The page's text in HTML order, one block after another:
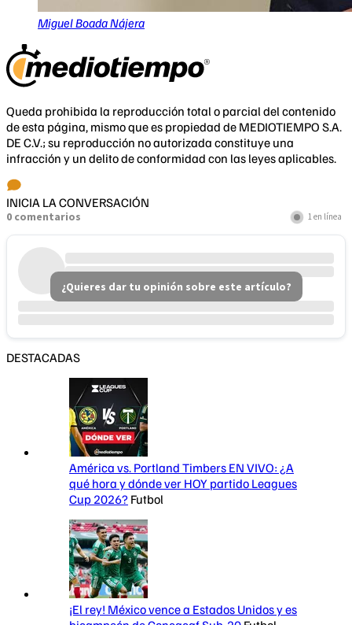
Miguel Boada Nájera
Queda prohibida la reproducción total o parcial del contenido
de esta página, mismo que es propiedad de MEDIOTIEMPO S.A.
DE C.V.; su reproducción no autorizada constituye una
infracción y un delito de conformidad con las leyes aplicables.
INICIA LA CONVERSACIÓN
0 comentarios 1 en línea
¿Quieres dar tu opinión sobre este artículo?
DESTACADAS
América vs. Portland Timbers EN VIVO: ¿A
qué hora y dónde ver HOY partido Leagues
Cup 2026? Futbol
¡El rey! México vence a Estados Unidos y es